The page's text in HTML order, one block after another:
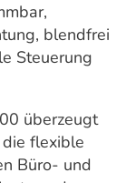
blendfrei
Steuerung
überzeugt
flexible
Büro- und